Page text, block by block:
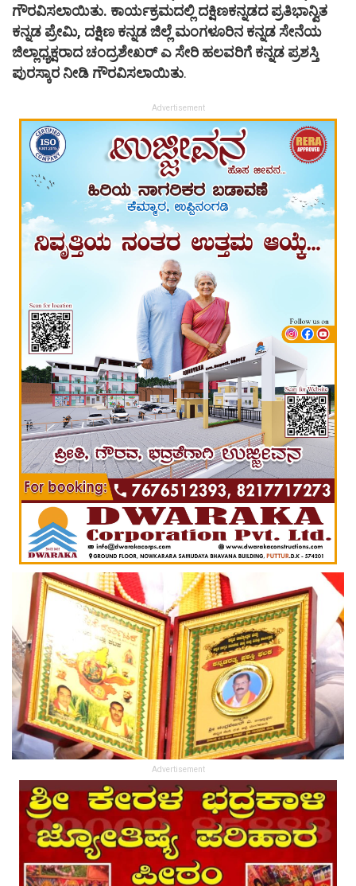
ಗೌರವಿಸಲಾಯಿತು. ಕಾರ್ಯಕ್ರಮದಲ್ಲಿ ದಕ್ಷಿಣಕನ್ನಡದ ಪ್ರತಿಭಾನ್ವಿತ
ಕನ್ನಡ ಪ್ರೇಮಿ, ದಕ್ಷಿಣ ಕನ್ನಡ ಜಿಲ್ಲೆ ಮಂಗಳೂರಿನ ಕನ್ನಡ ಸೇನೆಯ
ಜಿಲ್ಲಾಧ್ಯಕ್ಷರಾದ ಚಂದ್ರಶೇಖರ್ ಎ ಸೇರಿ ಹಲವರಿಗೆ ಕನ್ನಡ ಪ್ರಶಸ್ತಿ
ಪುರಸ್ಕಾರ ನೀಡಿ ಗೌರವಿಸಲಾಯಿತು.
Advertisement
Advertisement